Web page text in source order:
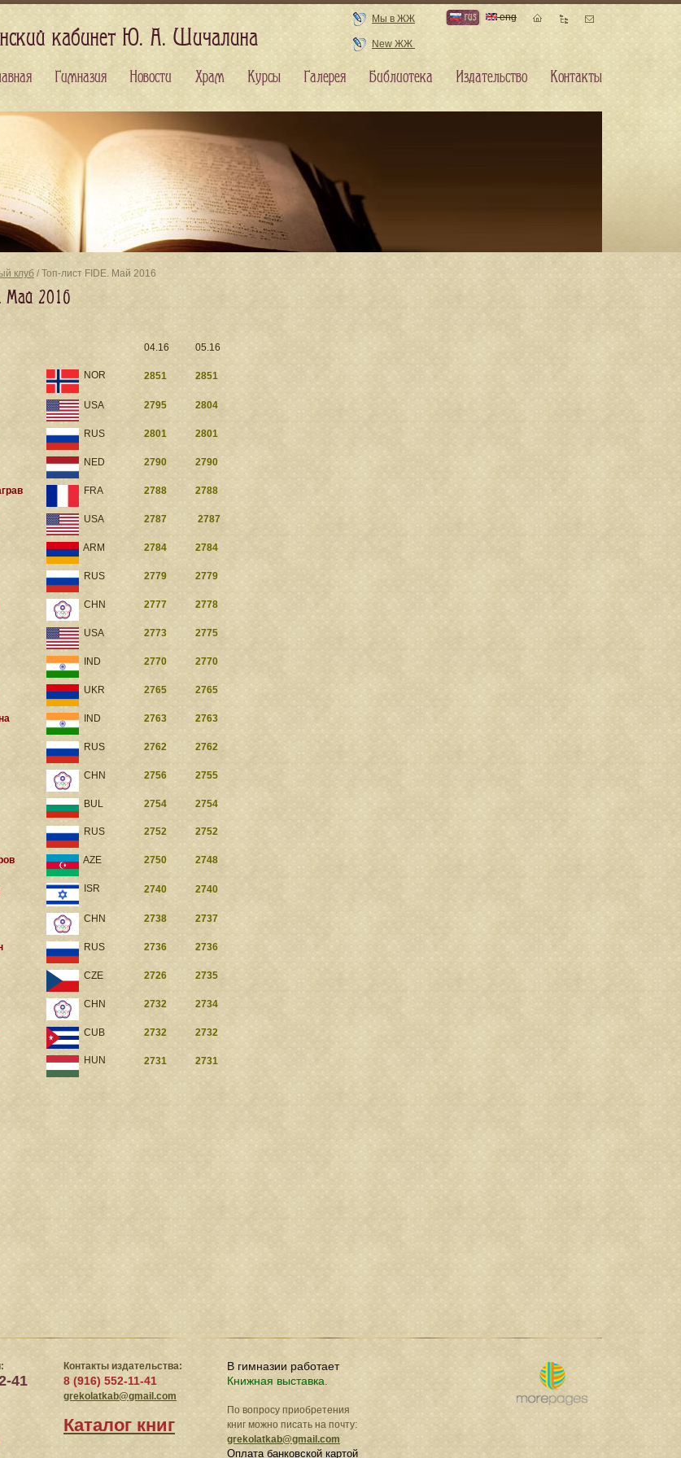
клуб / Топ-лист FIDE. Май 2016
Май 2016
04.16 05.16
NOR 2851 2851
USA 2795 2804
RUS 2801 2801
NED 2790 2790
FRA 2788 2788
USA 2787 2787
ARM 2784 2784
RUS 2779 2779
CHN 2777 2778
USA 2773 2775
IND 2770 2770
UKR 2765 2765
IND 2763 2763
RUS 2762 2762
CHN 2756 2755
BUL 2754 2754
RUS 2752 2752
AZE 2750 2748
ISR 2740 2740
CHN 2738 2737
RUS 2736 2736
CZE 2726 2735
CHN 2732 2734
CUB 2732 2732
HUN 2731 2731
41
Контакты издательства:
8 (916) 552-11-41
grekolatkab@gmail.com
Каталог книг
В гимназии работает
Книжная выставка.
По вопросу приобретения
книг можно писать на почту:
grekolatkab@gmail.com
Оплата банковской картой
кабинет Ю. А. Шичалина
Мы в ЖЖ
New ЖЖ
rus eng
Гимназия Новости Храм Курсы Галерея Библиотека Издательство Контакты